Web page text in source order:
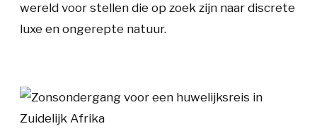
wereld voor stellen die op zoek zijn naar discrete
luxe en ongerepte natuur.